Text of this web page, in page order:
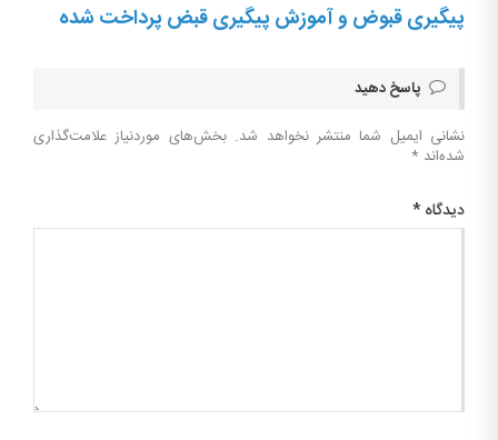
پیگیری قبوض و آموزش پیگیری قبض پرداخت شده
پاسخ دهید
نشانی ایمیل شما منتشر نخواهد شد. بخش‌های موردنیاز علامت‌گذاری
شده‌اند *
دیدگاه *